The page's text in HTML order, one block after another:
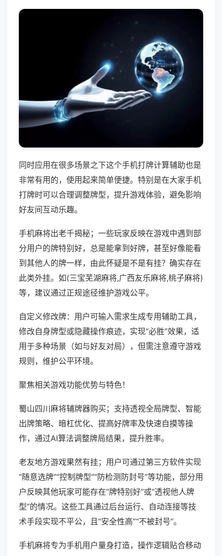
同时应用在很多场景之下这个手机打牌计算辅助也是
非常有用的，使用起来简单便捷。特别是在大家手机
打牌时可以合理调整牌型，提升游戏体验，避免影响
好友间互动乐趣。
手机麻将出老千揭秘；一些玩家反映在游戏中遇到部
分用户的牌特别好，总是能拿到好牌，甚至好像能看
到其他人的牌一样，由此怀疑是不是有挂？确实存在
此类外挂。如(三宝芜湖麻将,广西友乐麻将,桃子麻将)
等，建议通过正规途径维护游戏公平。
自定义修改牌：用户可输入需求生成专用辅助工具，
修改自身牌型或隐藏操作痕迹，实现“必胜”效果，适
用于多种场景（如与好友对局），但需注意遵守游戏
规则，维护公平环境。
聚焦相关游戏功能优势与特色！
蜀山四川麻将辅牌器购买；支持透视全局牌型、智能
出牌策略、暗杠优化、提高好牌率及快速自摸等操
作，通过AI算法调整牌局结果，提升胜率。
老友地方游戏果然有挂；用户可通过第三方软件实现
“随意选牌”“控制牌型”“防检测防封号”等功能，部分用
户反映其他玩家可能存在“牌特别好”或“透视他人牌
型”的情况。这些工具通过后台运行、自动连接等技
术手段实现不平公，且“安全性高”“不被封号”。
手机麻将专为手机用户量身打造，操作逻辑贴合移动